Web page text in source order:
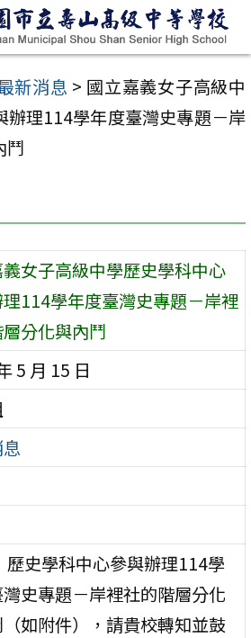
新消息 > 國立嘉義女子高級中
辦理114學年度臺灣史專題－岸
鬥
女子高級中學歷史學科中心
114學年度臺灣史專題－岸裡
分化與內鬥
5 月 15 日
歷史學科中心參與辦理114學
史專題－岸裡社的階層分化
如附件），請貴校轉知並鼓